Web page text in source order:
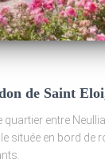
de Saint
quartier entre
située en bord de